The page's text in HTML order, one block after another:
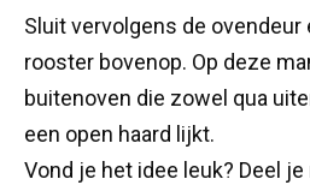
Sluit vervolgens de ovendeur
rooster bovenop. Op deze
buitenoven die zowel qua
een open haard lijkt.
Vond je het idee leuk? Deel